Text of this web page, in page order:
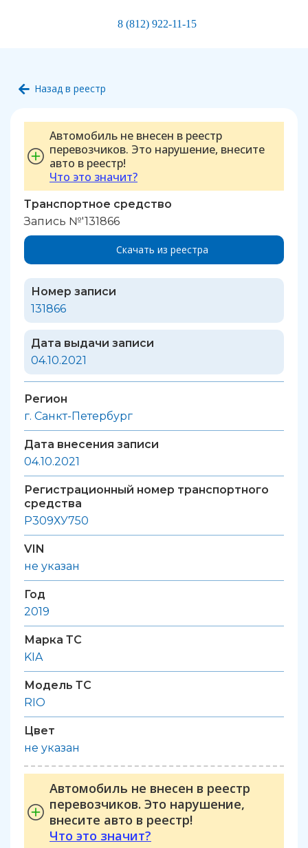
8 (812) 922-11-15
Назад в реестр
Автомобиль не внесен в реестр
перевозчиков. Это нарушение, внесите
авто в реестр!
Что это значит?
Транспортное средство
Запись №'131866
Скачать из реестра
Номер записи
131866
Дата выдачи записи
04.10.2021
Регион
г. Санкт-Петербург
Дата внесения записи
04.10.2021
Регистрационный номер транспортного
средства
Р309ХУ750
VIN
не указан
Год
2019
Марка ТС
KIA
Модель ТС
RIO
Цвет
не указан
Автомобиль не внесен в реестр
перевозчиков. Это нарушение,
внесите авто в реестр!
Что это значит?